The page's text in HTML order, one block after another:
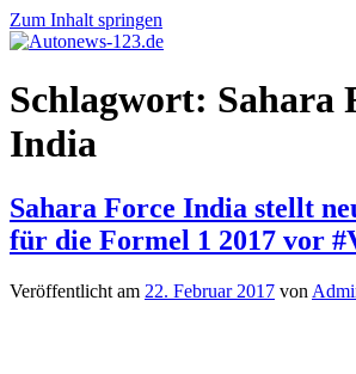
Zum Inhalt springen
Autonews-
123.de
Autonews
mit
Schlagwort: Sahara
India
Sahara Force India stellt
für die Formel 1 2017 vor
Veröffentlicht am 22. Februar 2017 von